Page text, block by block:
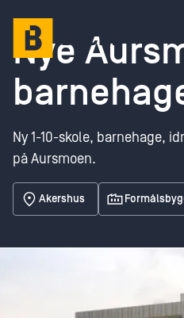
Gå til hovedinnhold
Nye
Ny 1-10-skole, barnehage,
på Aursmoen.
Akershus